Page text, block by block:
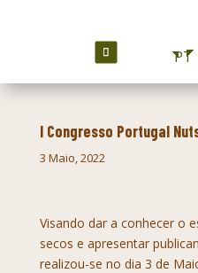
PT
I Congresso Portugal
3 Maio, 2022
Visando dar a conhecer o
secos e apresentar
realizou-se no dia 3 de